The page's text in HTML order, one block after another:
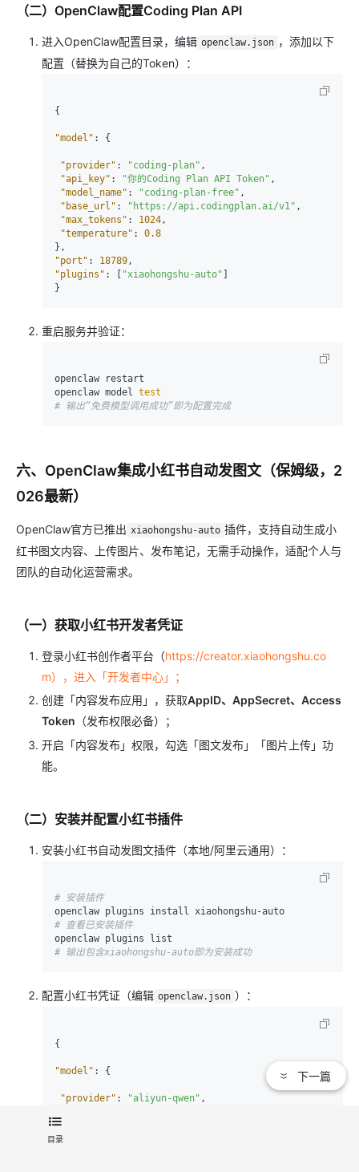
（二）OpenClaw配置Coding Plan API
进入OpenClaw配置目录，编辑 openclaw.json ，添加以下
配置（替换为自己的Token）：
{
"model" : {
"provider" : "coding-plan" ,
"api_key" : "你的Coding Plan API Token" ,
"model_name" : "coding-plan-free" ,
"base_url" : "https://api.codingplan.ai/v1" ,
"max_tokens" : 1024,
"temperature" :
0.8
} ,
"port" : 18789,
"plugins" : [ "xiaohongshu-auto" ]
}
重启服务并验证：
openclaw restart
openclaw model test
# 输出“免费模型调用成功”即为配置完成
六、OpenClaw集成小红书自动发图文（保姆级，2
026最新）
OpenClaw官方已推出 xiaohongshu-auto 插件，支持自动生成小
红书图文内容、上传图片、发布笔记，无需手动操作，适配个人与
团队的自动化运营需求。
（一）获取小红书开发者凭证
登录小红书创作者平台（https://creator.xiaohongshu.co
m），进入「开发者中心」；
创建「内容发布应用」，获取AppID、AppSecret、Access
Token （发布权限必备）；
开启「内容发布」权限，勾选「图文发布」「图片上传」功
能。
（二）安装并配置小红书插件
安装小红书自动发图文插件（本地/阿里云通用）：
# 安装插件
# 查看已安装插件
# 输出包含xiaohongshu-auto即为安装成功
配置小红书凭证（编辑 openclaw.json ）：
{
"model" : {
"provider" : "aliyun-qwen" ,
"secret"
"model_name"
目录
下一篇